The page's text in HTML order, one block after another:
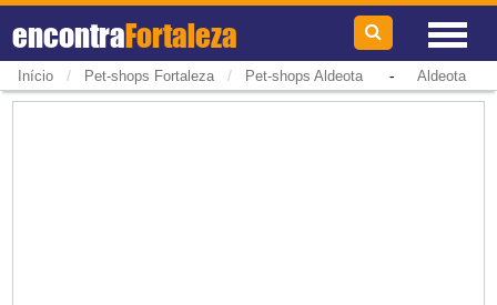
encontraFortaleza
Início / Pet-shops Fortaleza / Pet-shops Aldeota- Aldeota